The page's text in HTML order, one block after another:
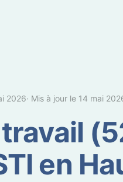
2026· Mis à jour le 14 mai
en